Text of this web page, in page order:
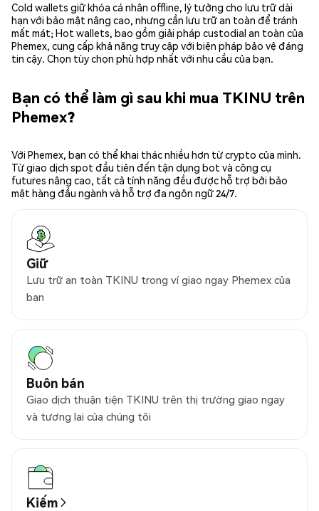
Cold wallets giữ khóa cá nhân offline, lý tưởng cho lưu trữ dài
hạn với bảo mật nâng cao, nhưng cần lưu trữ an toàn để tránh
mất mát; Hot wallets, bao gồm giải pháp custodial an toàn của
Phemex, cung cấp khả năng truy cập với biện pháp bảo vệ đáng
tin cậy. Chọn tùy chọn phù hợp nhất với nhu cầu của bạn.
Bạn có thể làm gì sau khi mua TKINU trên
Phemex?
Với Phemex, bạn có thể khai thác nhiều hơn từ crypto của mình.
Từ giao dịch spot đầu tiên đến tận dụng bot và công cụ
futures nâng cao, tất cả tính năng đều được hỗ trợ bởi bảo
mật hàng đầu ngành và hỗ trợ đa ngôn ngữ 24/7.
Giữ
Lưu trữ an toàn TKINU trong ví giao ngay Phemex của
bạn
Buôn bán
Giao dịch thuận tiện TKINU trên thị trường giao ngay
và tương lai của chúng tôi
Kiếm